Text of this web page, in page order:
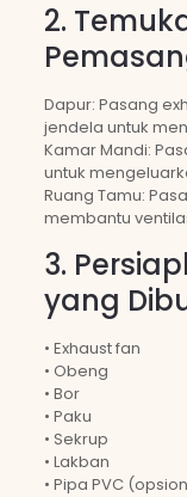
2.
Dapur: Pasang
jendela untuk
Kamar Mandi:
untuk
Ruang Tamu:
membantu
3.
yang
• Exhaust fan
• Obeng
• Bor
• Paku
• Sekrup
• Lakban
• Pipa PVC